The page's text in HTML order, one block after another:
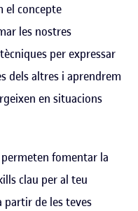
el concepte
les nostres
per expressar
dels altres i aprendrem
en situacions
permeten fomentar la
clau per al teu
partir de les teves